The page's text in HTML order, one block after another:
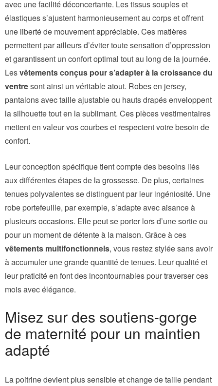
avec une facilité déconcertante. Les tissus souples et
élastiques s’ajustent harmonieusement au corps et offrent
une liberté de mouvement appréciable. Ces matières
permettent par ailleurs d’éviter toute sensation d’oppression
et garantissent un confort optimal tout au long de la journée.
Lesvêtements conçus pour s’adapter à la croissance du
ventresont ainsi un véritable atout. Robes en jersey,
pantalons avec taille ajustable ou hauts drapés enveloppent
la silhouette tout en la sublimant. Ces pièces vestimentaires
mettent en valeur vos courbes et respectent votre besoin de
confort.
Leur conception spécifique tient compte des besoins liés
aux différentes étapes de la grossesse. De plus, certaines
tenues polyvalentes se distinguent par leur ingéniosité. Une
robe portefeuille, par exemple, s’adapte avec aisance à
plusieurs occasions. Elle peut se porter lors d’une sortie ou
pour un moment de détente à la maison. Grâce à ces
vêtements multifonctionnels, vous restez stylée sans avoir
à accumuler une grande quantité de tenues. Leur qualité et
leur praticité en font des incontournables pour traverser ces
mois avec élégance.
Misez sur des soutiens-gorge
de maternité pour un maintien
adapté
La poitrine devient plus sensible et change de taille pendant